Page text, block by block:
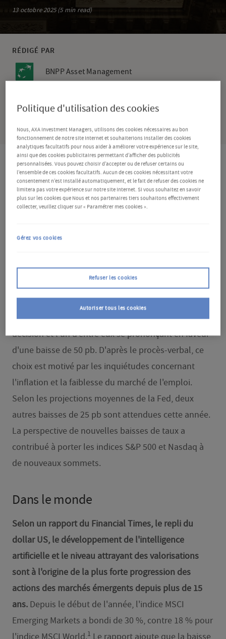
13 octobre 2025 (5 min read)
RÉDIGÉ PAR
BNPP Asset Management
PARTAGER
Que faut-il savoir ?
Selon le procès-verbal de leur dernière réunion, les
exprimé « toute une série de points de vue »
monétaire.La Fed a abaissé ses taux d'intérêt de 25
points de base (pb) pour les ramener dans une
fourchette de 4,0-4,25 % en septembre, la quasi-
totalité des 12 membres du comité soutenant cette
décision et l'un d'entre eux se prononçant en faveur
d'une baisse de 50 pb. D'après le procès-verbal, ce
choix est motivé par les inquiétudes concernant
l'inflation et la faiblesse du marché de l'emploi.
Selon les projections moyennes de la Fed, deux
autres baisses de 25 pb sont attendues cette année.
La perspective de nouvelles baisses de taux a
contribué à porter les indices S&P 500 et Nasdaq à
de nouveaux sommets.
Dans le monde
Selon un rapport du Financial Times, le repli du
dollar US, le développement de l'intelligence
artificielle et le niveau attrayant des valorisations
sont à l'origine de la plus forte progression des
actions des marchés émergents depuis plus de 15
ans. Depuis le début de l'année, l'indice MSCI
Emerging Markets a bondi de 30 %, contre 18 % pour
1
Politique d'utilisation des cookies
Nous, AXA Investment Managers, utilisons des cookies nécessaires au bon
fonctionnement de notre site Internet et souhaiterions installer des cookies
analytiques facultatifs pour nous aider à améliorer votre expérience sur le site,
ainsi que des cookies publicitaires permettant d’afficher des publicités
personnalisées. Vous pouvez choisir d’accepter ou de refuser certains ou
l’ensemble de ces cookies facultatifs. Aucun de ces cookies nécessitant votre
consentement n’est installé automatiquement, et le fait de refuser des cookies ne
limitera pas votre expérience sur notre site Internet. Si vous souhaitez en savoir
plus sur les cookies que Nous et nos partenaires tiers souhaitons effectivement
collecter, veuillez cliquer sur « Paramétrer mes cookies ».
Refuser les cookies
Autoriser tous les cookies
Gérez vos cookies